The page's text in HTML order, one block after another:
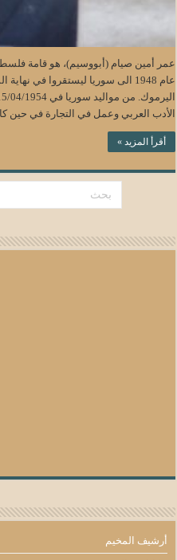
عمر أمين صيام (أبووسيم)، هو قامة
عام 1948 الى سوريا ليستقروا في
الأدب العربي وعمل في التجارة في حين
أقرأ المزيد »
أرشيف المخيم